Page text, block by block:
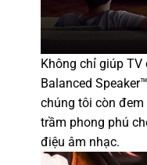
Không chỉ giúp TV
Balanced Speaker
chúng tôi còn
trầm phong phú
điệu âm nhạc.